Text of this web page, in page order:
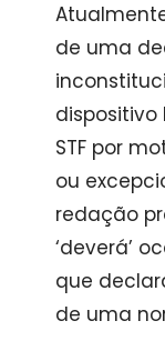
de uma
STF por
ou
redação
‘deverá’
que
de uma